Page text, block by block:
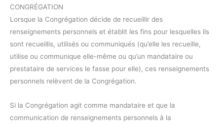
CONGRÉGATION
Lorsque la Congrégation décide de recueillir des
renseignements personnels et établit les fins pour lesquelles ils
sont recueillis, utilisés ou communiqués (qu’elle les recueille,
utilise ou communique elle-même ou qu’un mandataire ou
prestataire de services le fasse pour elle), ces renseignements
personnels relèvent de la Congrégation.
Si la Congrégation agit comme mandataire et que la
communication de renseignements personnels à la